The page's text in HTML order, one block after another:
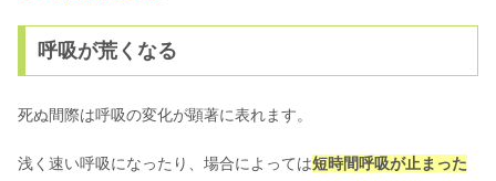
呼吸が荒くなる
死ぬ間際は呼吸の変化が顕著に表れます。
浅く速い呼吸になったり、場合によっては短時間呼吸が止まった